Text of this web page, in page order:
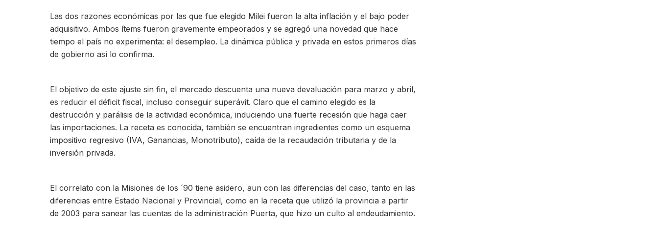
Las dos razones económicas por las que fue elegido Milei fueron la alta inflación y el bajo poder
adquisitivo. Ambos ítems fueron gravemente empeorados y se agregó una novedad que hace
tiempo el país no experimenta: el desempleo. La dinámica pública y privada en estos primeros días
de gobierno así lo confirma.
El objetivo de este ajuste sin fin, el mercado descuenta una nueva devaluación para marzo y abril,
es reducir el déficit fiscal, incluso conseguir superávit. Claro que el camino elegido es la
destrucción y parálisis de la actividad económica, induciendo una fuerte recesión que haga caer
las importaciones. La receta es conocida, también se encuentran ingredientes como un esquema
impositivo regresivo (IVA, Ganancias, Monotributo), caída de la recaudación tributaria y de la
inversión privada.
El correlato con la Misiones de los ´90 tiene asidero, aun con las diferencias del caso, tanto en las
diferencias entre Estado Nacional y Provincial, como en la receta que utilizó la provincia a partir
de 2003 para sanear las cuentas de la administración Puerta, que hizo un culto al endeudamiento.